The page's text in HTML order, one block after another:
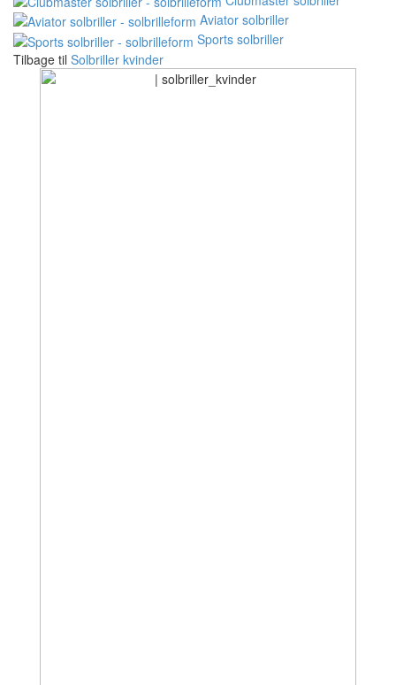
Aviator solbriller
Sports solbriller
Tilbage til Solbriller kvinder